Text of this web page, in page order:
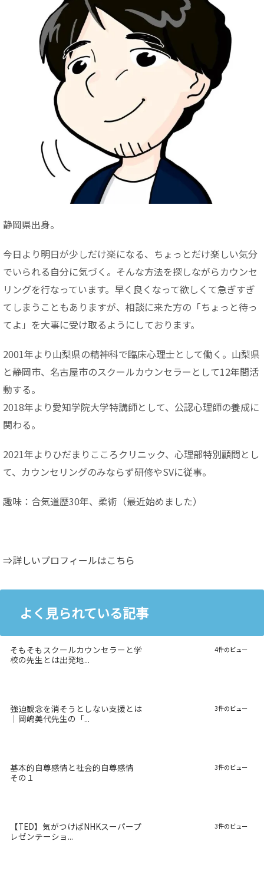
静岡県出身。
今日より明日が少しだけ楽になる、ちょっとだけ楽しい気分
でいられる自分に気づく。そんな方法を探しながらカウンセ
リングを行なっています。早く良くなって欲しくて急ぎすぎ
てしまうこともありますが、相談に来た方の「ちょっと待っ
てよ」を大事に受け取るようにしております。
2001年より山梨県の精神科で臨床心理士として働く。山梨県
と静岡市、名古屋市のスクールカウンセラーとして12年間活
動する。
2018年より愛知学院大学特講師として、公認心理師の養成に
関わる。
2021年よりひだまりこころクリニック、心理部特別顧問とし
て、カウンセリングのみならず研修やSVに従事。
趣味：合気道歴30年、柔術（最近始めました）
⇒詳しいプロフィールはこちら
よく見られている記事
そもそもスクールカウンセラーと学
校の先生とは出発地...
4件のビュー
強迫観念を消そうとしない支援とは
｜岡嶋美代先生の「...
3件のビュー
基本的自尊感情と社会的自尊感情
その１
3件のビュー
【TED】気がつけばNHKスーパープ
レゼンテーショ...
3件のビュー